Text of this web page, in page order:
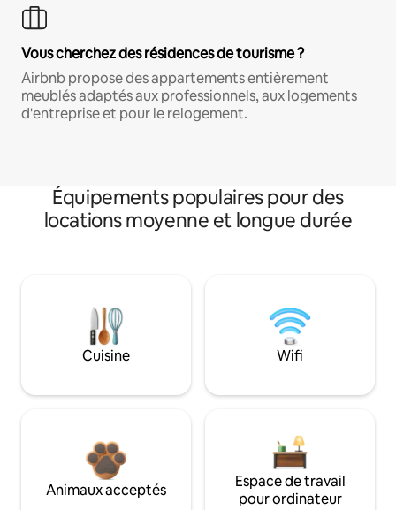
Vous cherchez des résidences de tourisme ?
Airbnb propose des appartements entièrement
meublés adaptés aux professionnels, aux logements
d'entreprise et pour le relogement.
Équipements populaires pour des
locations moyenne et longue durée
Cuisine Wifi
Animaux acceptés
Espace de travail
pour ordinateur